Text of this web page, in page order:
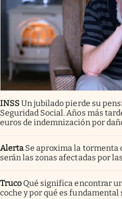
INSSUn jubilado pierde su
Seguridad Social. Años más
euros de indemnización por
Alerta Se aproxima la tormenta
serán las zonas afectadas por
Truco Qué significa encontrar
coche y por qué es fundamental